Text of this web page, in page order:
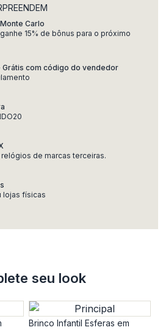
Carlo
15% de bônus para o próximo
Grátis com código do vendedor
de marcas terceiras.
lojas físicas
seu look
Brinco Infantil Esferas em